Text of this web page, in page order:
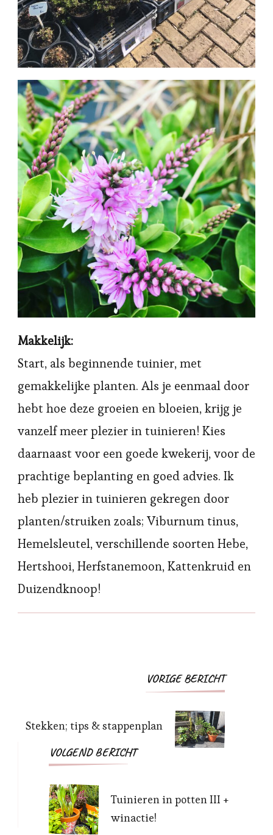
Makkelijk:
Start, als beginnende tuinier, met
gemakkelijke planten. Als je eenmaal door
hebt hoe deze groeien en bloeien, krijg je
vanzelf meer plezier in tuinieren! Kies
daarnaast voor een goede kwekerij, voor de
prachtige beplanting en goed advies. Ik
heb plezier in tuinieren gekregen door
planten/struiken zoals; Viburnum tinus,
Hemelsleutel, verschillende soorten Hebe,
Hertshooi, Herfstanemoon, Kattenkruid en
Duizendknoop!
Bericht
VORIGE BERICHT
Stekken; tips & stappenplan
VOLGEND BERICHT
Tuinieren in potten III +
winactie!